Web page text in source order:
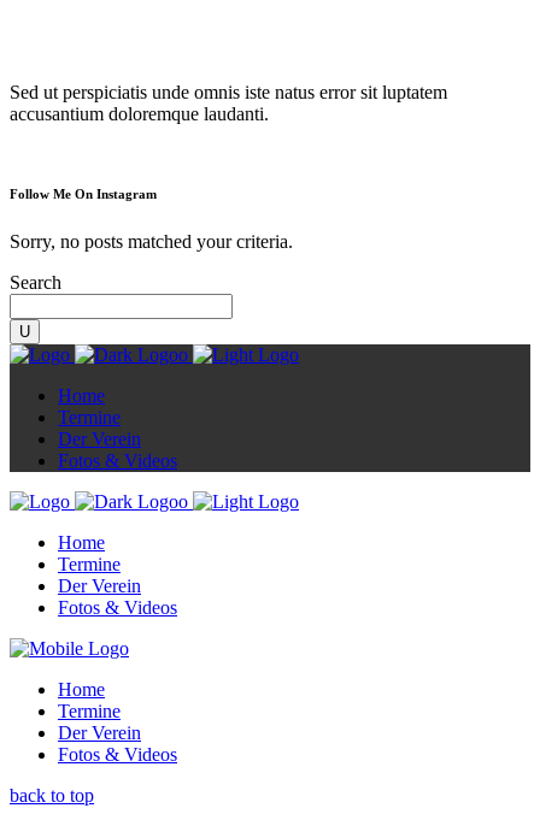
Sed ut perspiciatis unde omnis iste natus error sit luptatem
accusantium doloremque laudanti.
Follow Me On Instagram
Sorry, no posts matched your criteria.
Search
Home
Termine
Der Verein
Fotos & Videos
Home
Termine
Der Verein
Fotos & Videos
Home
Termine
Der Verein
Fotos & Videos
back to top